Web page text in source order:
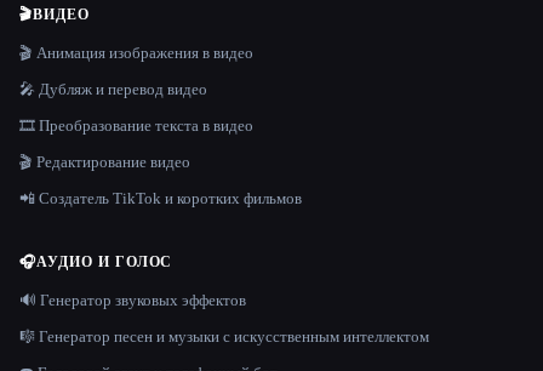
🎬ВИДЕО
🎬 Анимация изображения в видео
🎤 Дубляж и перевод видео
🎞️ Преобразование текста в видео
🎬 Редактирование видео
📲 Создатель TikTok и коротких фильмов
🎧АУДИО И ГОЛОС
🔊 Генератор звуковых эффектов
🎼 Генератор песен и музыки с искусственным интеллектом